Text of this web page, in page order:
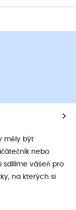
měly být
nebo
sdílíme vášeň pro
na kterých si